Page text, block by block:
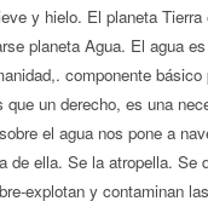
y hielo. El planeta
planeta Agua. El agua
componente
que un derecho, es una
el agua nos pone a
de ella. Se la atropella. Se
explotan y contaminan